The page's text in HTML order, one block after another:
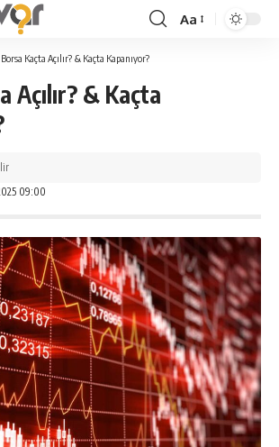
Yazı
Aa
Borsa Kaçta Açılır? & Kaçta Kapanıyor?
Açılır? & Kaçta
09:00